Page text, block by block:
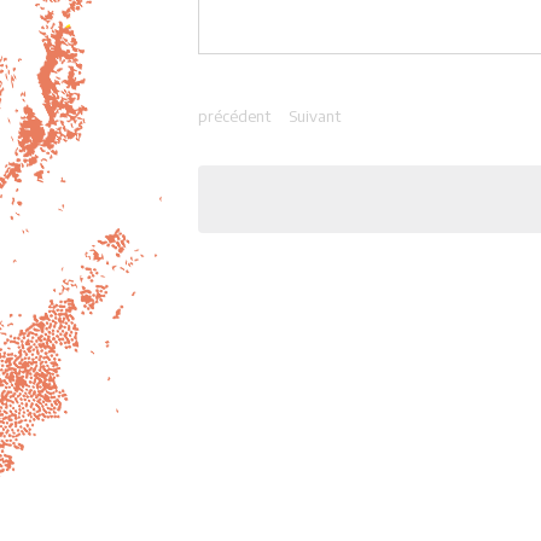
précédent Suivant